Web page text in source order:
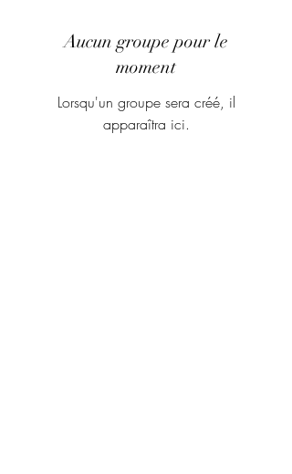
Aucun groupe pour le
moment
Lorsqu'un groupe sera créé, il
apparaîtra ici.